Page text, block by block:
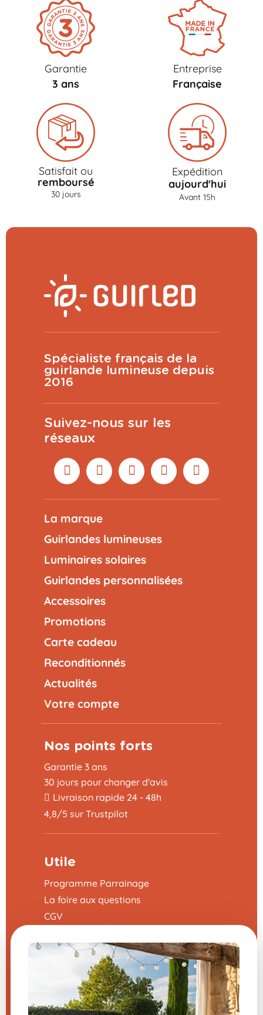
Garantie
3 ans
Entreprise
Française
Satisfait ou
remboursé
30 jours
Expédition
aujourd'hui
Avant 15h
Spécialiste français de la
guirlande lumineuse depuis
2016
Suivez-nous sur les
réseaux
La marque
Guirlandes lumineuses
Luminaires solaires
Guirlandes personnalisées
Accessoires
Promotions
Carte cadeau
Reconditionnés
Actualités
Votre compte
Nos points forts
Garantie 3 ans
30 jours pour changer d'avis
Livraison rapide 24 - 48h
4,8/5 sur Trustpilot
Utile
Programme Parrainage
La foire aux questions
CGV
Nous contacter
Modifier mes préférences en matière de